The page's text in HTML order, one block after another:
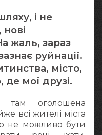
і не
жаль, зараз
руйнації.
місто,
де мої друзі.
оголошена
всі жителі міста
не можливо бути